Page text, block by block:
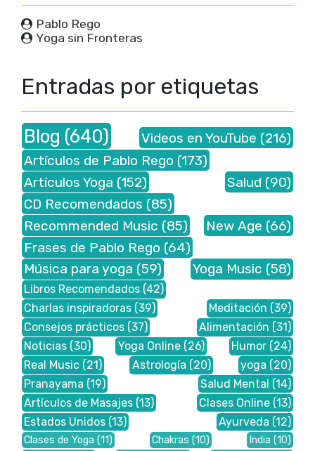
Pablo Rego
Yoga sin Fronteras
Entradas por etiquetas
Blog (640) Videos en YouTube (216)
Artículos de Pablo Rego (173)
Artículos Yoga (152) Salud (90)
CD Recomendados (85)
Recommended Music (85) New Age (66)
Frases de Pablo Rego (64)
Música para yoga (59) Yoga Music (58)
Libros Recomendados (42)
Charlas inspiradoras (39) Meditación (39)
Consejos prácticos (37) Alimentación (31)
Noticias (30) Yoga Online (26) Humor (24)
Real Music (21) Astrología (20) yoga (20)
Pranayama (19) Salud Mental (14)
Artículos de Masajes (13) Clases Online (13)
Estados Unidos (13) Ayurveda (12)
Clases de Yoga (11) Chakras (10) India (10)